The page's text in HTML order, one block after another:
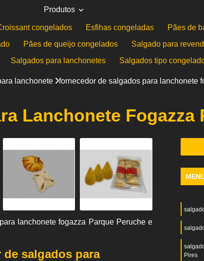
Produtos
congelados Esfihas congeladas
Pães de
Pães de queijo congelados
Salgado para
Salgados para lanchonetes Salgados tipo
lanchonete fornecedor de salgados para lanchonete
Lanchonete Fogazza
lanchonete fogazza Parque Peruche e
salgados para
Pires